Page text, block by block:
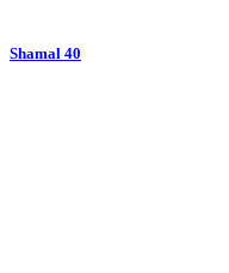
Shamal 40